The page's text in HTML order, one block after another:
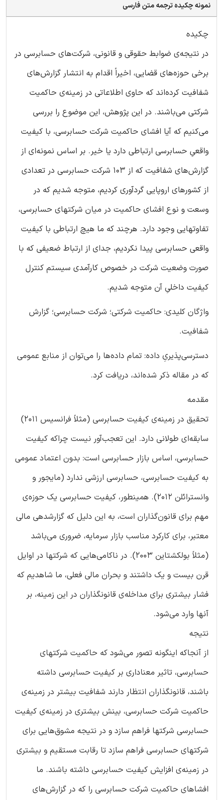
نمونه چکیده ترجمه متن فارسی
چکیده
در نتیجه‌ی ضوابط حقوقی و قانونی، شرکت‌های حسابرسی در
برخی حوزه‌های قضایی، اخیراً اقدام به انتشار گزارش‌های
شفافیت کرده‌اند که حاوی اطلاعاتی در زمینه‌ی حاکمیت
شرکتی می‌باشند. در این پژوهش، این موضوع را بررسی
می‌کنیم که آیا افشای حاکمیت شرکت حسابرسی، با کیفیت
واقعیِ حسابرسی ارتباطی دارد یا خیر. بر اساس نمونه‌ای از
گزارش‌های شفافیت که از 103 شرکت حسابرسی در تعدادی
از کشورهای اروپایی گردآوری کردیم، متوجه شدیم که در
وسعت و نوع افشای حاکمیت در میان شرکتهای حسابرسی،
تفاوتهایی وجود دارد. هرچند که ما هیچ ارتباطی با کیفیت
واقعی حسابرسی پیدا نکردیم، جدای از ارتباط ضعیفی که با
صورت وضعیت شرکت در خصوص کارآمدی سیستم کنترل
کیفیت داخلیِ آن متوجه شدیم.
واژگان کلیدی: حاکمیت شرکتی؛ شرکت حسابرسی؛ گزارش
شفافیت.
دسترسی‌پذیریِ داده: تمام داده‌ها را می‌توان از منابع عمومی
که در مقاله ذکر شده‌اند، دریافت کرد.
مقدمه
تحقیق در زمینه‌ی کیفیت حسابرسی (مثلاً فرانسیس 2011)
سابقه‌ای طولانی دارد. این تعجب‌آور نیست چراکه کیفیت
حسابرسی، اساس بازار حسابرسی است: بدون اعتماد عمومی
به کیفیت حسابرسی، حسابرسی ارزشی ندارد (مایجور و
وانسترائلن 2012). همینطور، کیفیت حسابرسی یک حوزه‌ی
مهم برای قانون‌گذاران است، به این دلیل که گزارشدهی مالی
معتبر، برای کارکرد مناسب بازار سرمایه، ضروری می‌باشد
(مثلاً بولکشتاین 2003). در ناکامی‌هایی که شرکتها در اوایل
قرن بیست و یک داشتند و بحران مالی فعلی، ما شاهدیم که
فشار بیشتری برای مداخله‌ی قانونگذاران در این زمینه، بر
آنها وارد می‌شود.
نتیجه
از آنجاکه اینگونه تصور می‌شود که حاکمیت شرکتهای
حسابرسی، تاثیر معناداری بر کیفیت حسابرسی داشته
باشند، قانونگذاران انتظار دارند شفافیت بیشتر در زمینه‌ی
حاکمیت شرکت حسابرسی، بینش بیشتری در زمینه‌ی کیفیت
حسابرسی شرکتها فراهم سازد و در نتیجه مشوق‌هایی برای
شرکتهای حسابرسی فراهم سازد تا رقابت مستقیم و بیشتری
در زمینه‌ی افزایش کیفیت حسابرسی داشته باشند. ما
افشاهای حاکمیت شرکت حسابرسی را که در گزارش‌های